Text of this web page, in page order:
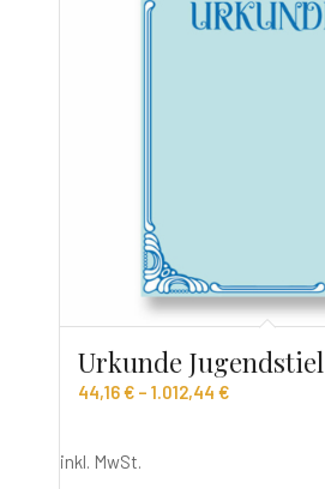
Urkunde Jugendstiel
44,16€– 1.012,44 €
inkl. MwSt.